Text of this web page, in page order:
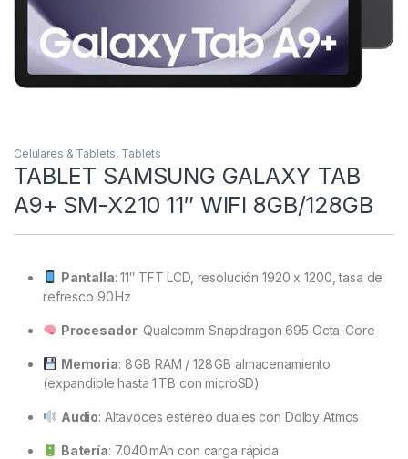
Celulares & Tablets, Tablets
TABLET SAMSUNG GALAXY TAB
A9+ SM-X210 11″ WIFI 8GB/128GB
Pantalla: 11″ TFT LCD, resolución 1920 x 1200, tasa de
refresco 90 Hz
Procesador: Qualcomm Snapdragon 695 Octa-Core
Memoria: 8 GB RAM / 128 GB almacenamiento
(expandible hasta 1 TB con microSD)
Audio: Altavoces estéreo duales con Dolby Atmos
Batería: 7.040 mAh con carga rápida